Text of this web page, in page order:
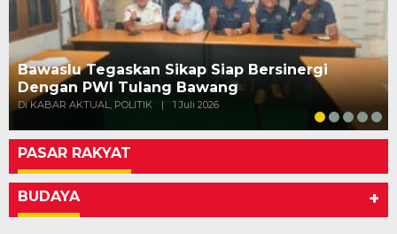
Bawaslu Tegaskan Sikap Siap Bersinergi
Dengan PWI Tulang Bawang
Di KABAR AKTUAL, POLITIK | 1 Juli 2026
PASAR RAKYAT
BUDAYA +